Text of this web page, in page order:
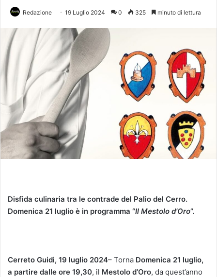
Redazione 19 Luglio 2024 0 325 minuto di lettura
Disfida culinaria tra le contrade del Palio del Cerro.
Domenica 21 luglio è in programma “Il Mestolo d’Oro”.
Cerreto Guidi, 19 luglio 2024– Torna Domenica 21 luglio,
a partire dalle ore 19,30, il Mestolo d’Oro, da quest’anno